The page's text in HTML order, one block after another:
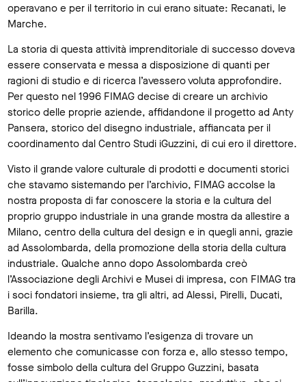
operavano e per il territorio in cui erano situate: Recanati, le
Marche.
La storia di questa attività imprenditoriale di successo doveva
essere conservata e messa a disposizione di quanti per
ragioni di studio e di ricerca l’avessero voluta approfondire.
Per questo nel 1996 FIMAG decise di creare un archivio
storico delle proprie aziende, affidandone il progetto ad Anty
Pansera, storico del disegno industriale, affiancata per il
coordinamento dal Centro Studi iGuzzini, di cui ero il direttore.
Visto il grande valore culturale di prodotti e documenti storici
che stavamo sistemando per l’archivio, FIMAG accolse la
nostra proposta di far conoscere la storia e la cultura del
proprio gruppo industriale in una grande mostra da allestire a
Milano, centro della cultura del design e in quegli anni, grazie
ad Assolombarda, della promozione della storia della cultura
industriale. Qualche anno dopo Assolombarda creò
l’Associazione degli Archivi e Musei di impresa, con FIMAG tra
i soci fondatori insieme, tra gli altri, ad Alessi, Pirelli, Ducati,
Barilla.
Ideando la mostra sentivamo l’esigenza di trovare un
elemento che comunicasse con forza e, allo stesso tempo,
fosse simbolo della cultura del Gruppo Guzzini, basata